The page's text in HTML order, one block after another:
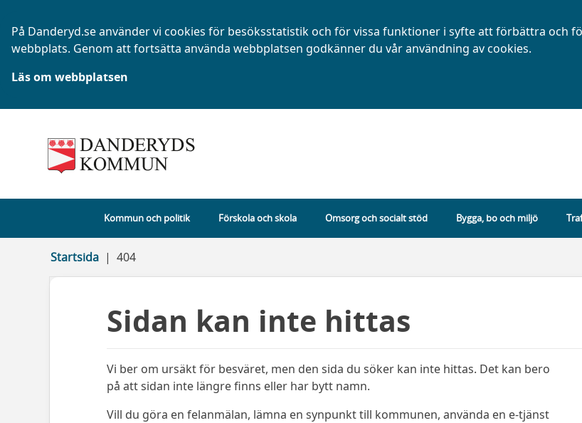
På Danderyd.se använder vi cookies för besöksstatistik och för vissa funktioner i syfte att förbättra och
webbplats. Genom att fortsätta använda webbplatsen godkänner du vår användning av cookies.
Läs om webbplatsen
Kommun och politik Förskola och skola Omsorg och socialt stöd Bygga, bo och miljö
Startsida 404
Sidan kan inte hittas
Vi ber om ursäkt för besväret, men den sida du söker kan inte hittas. Det kan bero
på att sidan inte längre finns eller har bytt namn.
Vill du göra en felanmälan, lämna en synpunkt till kommunen, använda en e-tjänst